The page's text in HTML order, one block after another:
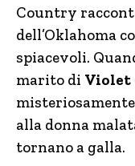
Country
dell’Oklahoma
spiacevoli.
marito di Violet
alla donna
tornano a galla.